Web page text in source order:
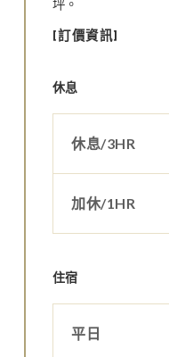
坪。
[訂價資訊]
休息
休息/3HR
加休/1HR
住宿
平日